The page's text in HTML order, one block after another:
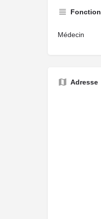
Fonction
Médecin
Adresse